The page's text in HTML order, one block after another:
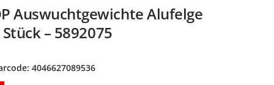
Auswuchtgewichte Alufelge
– 5892075
4046627089536